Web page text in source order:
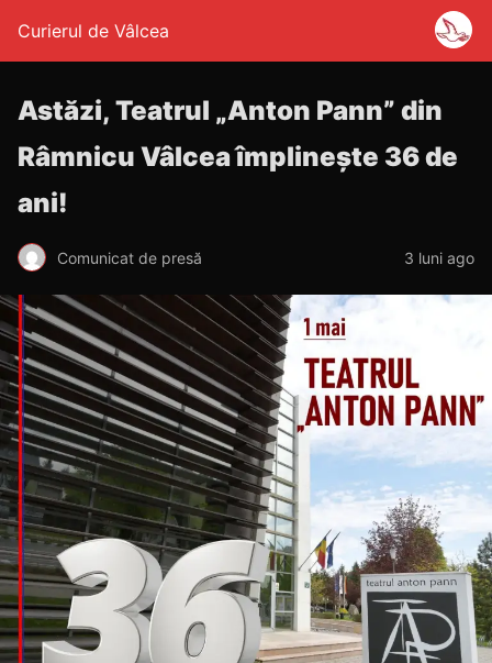
Curierul de Vâlcea
Astăzi, Teatrul „Anton Pann” din
Râmnicu Vâlcea împlinește 36 de
ani!
Comunicat de presă 3 luni ago